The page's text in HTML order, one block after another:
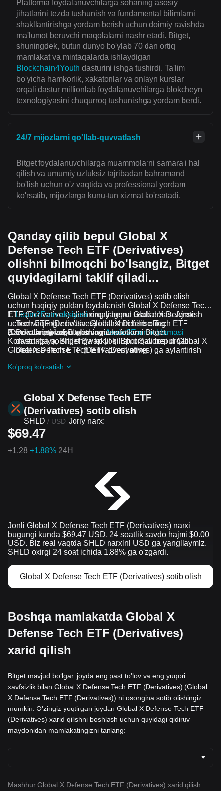
Platforma foydalanuvchilarga sohaning asosiy
jihatlarini tezda tushunish va fundamental bilimlarni
shakllantirishga yordam berish uchun doimiy ravishda
ma'lumot beruvchi maqolalarni nashr etadi. Bitget,
shuningdek, butun dunyo bo'ylab 70 dan ortiq
mamlakat va mintaqalarda ishlaydigan
Blockchain4Youth dasturini ishga tushirdi. Ta'lim
bo'yicha hamkorlik, xakatonlar va onlayn kurslar
orqali dastur millionlab foydalanuvchilarga blokcheyn
texnologiyasini chuqurroq tushunishga yordam berdi.
24/7 mijozlarni qo'llab-quvvatlash
Bitget foydalanuvchilarga muammolarni samarali hal
qilish va umumiy uzluksiz tajribadan bahramand
bo'lish uchun o'z vaqtida va professional yordam
ko'rsatib, mijozlarga kunu-tun xizmat ko'rsatadi.
Qanday qilib bepul Global X
Defense Tech ETF (Derivatives)
olishni bilmoqchi bo'lsangiz, Bitget
quyidagilarni taklif qiladi...
Global X Defense Tech ETF (Derivatives) sotib olish
uchun haqiqiy puldan foydalanish Global X Defense Tech
ETF (Derivatives) olishning yagona usuli emas. Ajratish
uchun vaqtingiz bo'lsa, Global X Defense Tech ETF
(Derivatives) bepul olishingiz mumkin.
Learn2Earn aksiyasiorqali bepul Global X Defense
Tech ETF (Derivatives) ishlashni bilib oling
Do'stlaringizni BitgetningAssist2Earn reklamasi
dasturiga qo'shilishga taklif qilish orqali bepul Global X
Defense Tech ETF (Derivatives) oling
guruhiga qo'shilish orqali Global X Defense Tech ETF
Barcha kriptovalyutalar va mukofotlarni Bitget
Konvertatsiya, Bitget Swap yoki Spot Savdosi orqali
Global X Defense Tech ETF (Derivatives) ga aylantirish
Ko'proq ko'rsatish
Global X Defense Tech ETF
(Derivatives) sotib olish
SHLD / USD Joriy narx:
$69.47
+1.28 +1.88% 24H
Jonli Global X Defense Tech ETF (Derivatives) narxi
bugungi kunda $69.47 USD, 24 soatlik savdo hajmi $0.00
USD. Biz real vaqtda SHLD narxini USD ga yangilaymiz.
SHLD oxirgi 24 soat ichida 1.88% ga o'zgardi.
Global X Defense Tech ETF (Derivatives) sotib olish
Boshqa mamlakatda Global X
Defense Tech ETF (Derivatives)
xarid qilish
Bitget mavjud boʻlgan joyda eng past to'lov va eng yuqori
xavfsizlik bilan Global X Defense Tech ETF (Derivatives) (Global
X Defense Tech ETF (Derivatives)) ni osongina sotib olishingiz
mumkin. O'zingiz yoqtirgan joydan Global X Defense Tech ETF
(Derivatives) xarid qilishni boshlash uchun quyidagi qidiruv
maydonidan mamlakatingizni tanlang:
Mashhur Global X Defense Tech ETF (Derivatives) xarid qilish